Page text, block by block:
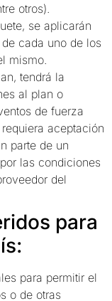
otros).
se aplicarán
cada uno de los
mismo.
tendrá la
al plan o
de fuerza
aceptación
parte de un
las condiciones
del
para
para permitir el
o de otras